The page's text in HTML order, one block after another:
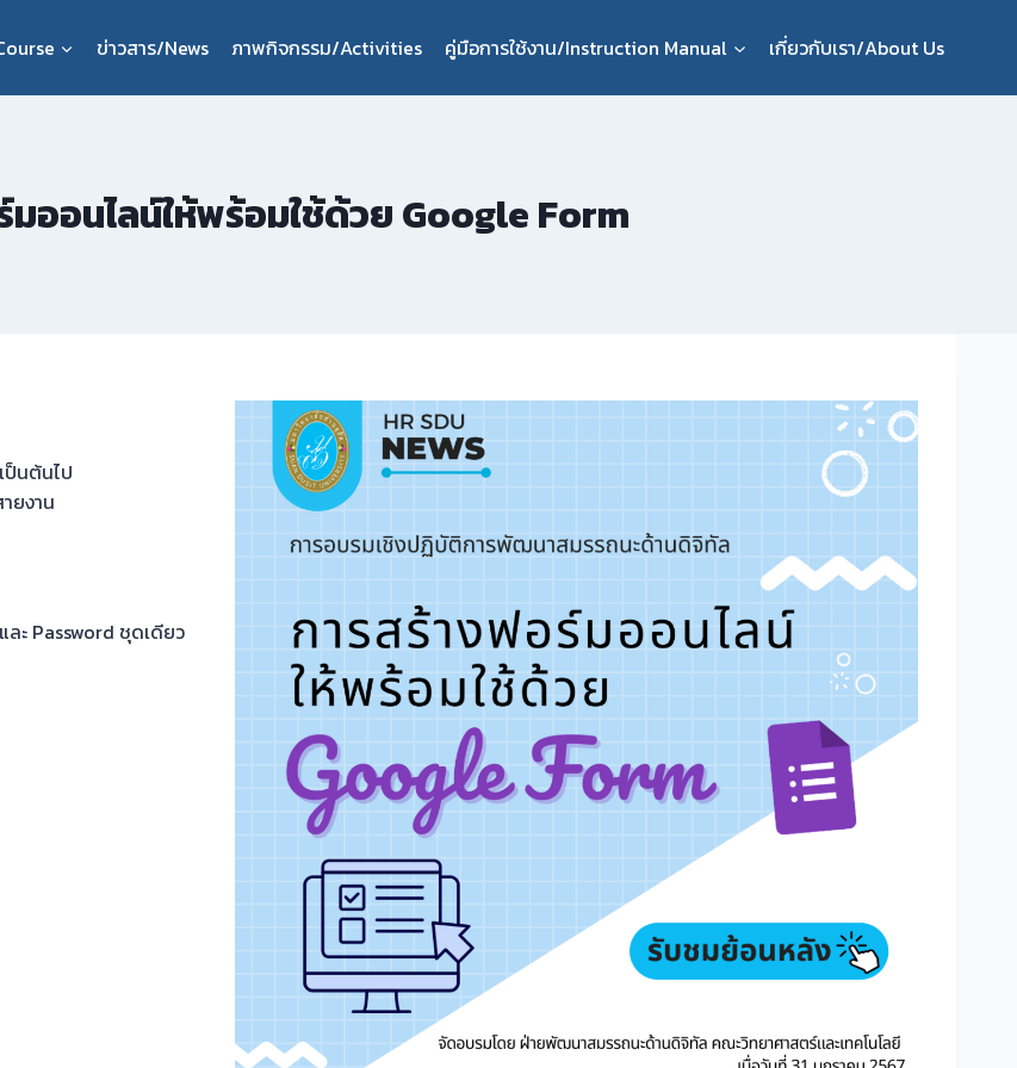
ข่าวสาร/News ภาพกิจกรรม/Activities คู่มือการใช้งาน/Instruction Manual เกี่ยวกับเรา/About Us
ออนไลน์ให้พร้อมใช้ด้วย Google Form
ป็นต้นไป
ยงาน
ะ Password ชุดเดียว